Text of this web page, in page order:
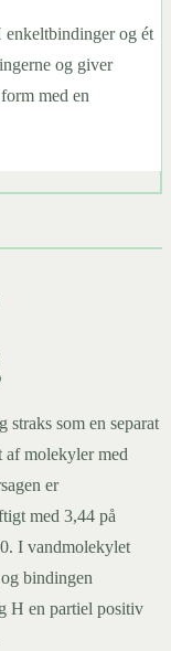
og ét
og giver
med en
som en separat
af molekyler med
er
med 3,44 på
I vandmolekylet
bindingen
H en partiel positiv